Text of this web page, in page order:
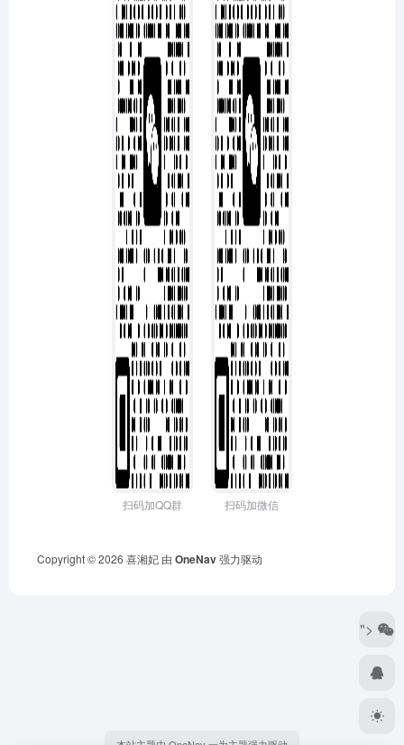
扫码加QQ群 扫码加微信
Copyright © 2026 喜湘妃 由 OneNav强力驱动
">